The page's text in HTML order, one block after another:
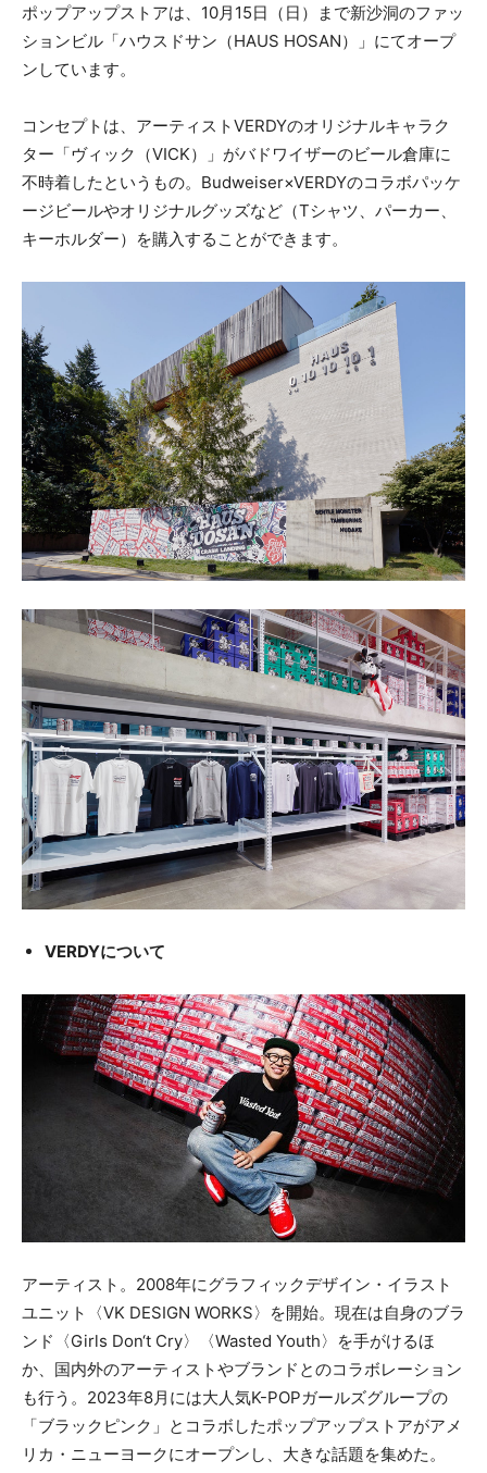
ポップアップストアは、10月15日（日）まで新沙洞のファッ
ションビル「ハウスドサン（HAUS HOSAN）」にてオープ
ンしています。
コンセプトは、アーティストVERDYのオリジナルキャラク
ター「ヴィック（VICK）」がバドワイザーのビール倉庫に
不時着したというもの。Budweiser×VERDYのコラボパッケ
ージビールやオリジナルグッズなど（Tシャツ、パーカー、
キーホルダー）を購入することができます。
VERDYについて
アーティスト。2008年にグラフィックデザイン・イラスト
ユニット〈VK DESIGN WORKS〉を開始。現在は自身のブラ
ンド〈Girls Don‘t Cry〉〈Wasted Youth〉を手がけるほ
か、国内外のアーティストやブランドとのコラボレーション
も行う。2023年8月には大人気K-POPガールズグループの
「ブラックピンク」とコラボしたポップアップストアがアメ
リカ・ニューヨークにオープンし、大きな話題を集めた。